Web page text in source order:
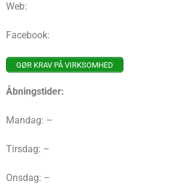
Web:
Facebook:
GØR KRAV PÅ VIRKSOMHED
Åbningstider:
Mandag: –
Tirsdag: –
Onsdag: –